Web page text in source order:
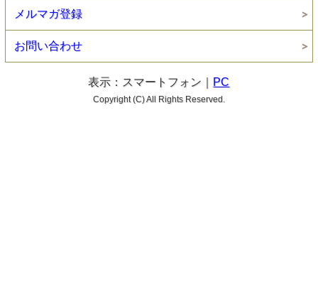
メルマガ登録
お問い合わせ
表示：スマートフォン｜ PC
Copyright (C) All Rights Reserved.